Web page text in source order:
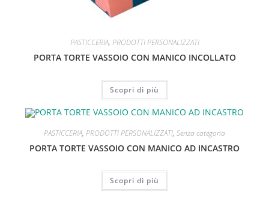
PASTICCERIA, PRODOTTI PERSONALIZZATI
PORTA TORTE VASSOIO CON MANICO INCOLLATO
Scopri di più
PASTICCERIA, PRODOTTI PERSONALIZZATI, Senza categoria
PORTA TORTE VASSOIO CON MANICO AD INCASTRO
Scopri di più